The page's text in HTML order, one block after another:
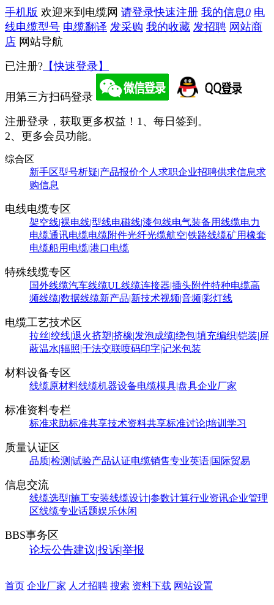
手机版 欢迎来到电缆网 请登录快速注册 我的信息0 电
线电缆型号 电缆翻译 发采购 我的收藏 发招聘 网站商
店 网站导航
已注册? 【快速登录】
用第三方扫码登录
注册登录，获取更多权益！ 1、每日签到。
2、更多会员功能。
综合区
新手区型号析疑|产品报价个人求职企业招聘供求信息求
购信息
电线电缆专区
架空线|裸电线|型线电磁线|漆包线电气装备用线缆电力
电缆通讯电缆电缆附件光纤光缆航空|铁路线缆矿用橡套
电缆船用电缆|港口电缆
特殊线缆专区
国外线缆汽车线缆UL线缆连接器|插头附件特种电缆高
频线缆|数据线缆新产品|新技术视频|音频|彩灯线
电缆工艺技术区
拉丝|绞线|退火挤塑|挤橡|发泡成缆|绕包|填充编织|铠装|屏
蔽温水|辐照|干法交联喷码印字|记米包装
材料设备专区
线缆原材料线缆机器设备电缆模具|盘具企业厂家
标准资料专栏
标准求助标准共享技术资料共享标准讨论|培训学习
质量认证区
品质|检测|试验产品认证电缆销售专业英语|国际贸易
信息交流
线缆选型|施工安装线缆设计|参数计算行业资讯企业管理
区线缆专业话题娱乐休闲
BBS事务区
论坛公告建议|投诉|举报
首页 企业厂家 人才招聘 搜索 资料下载 网站设置